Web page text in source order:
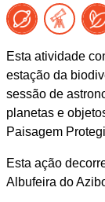
Esta atividade
estação da
sessão de
planetas e
Paisagem
Esta ação
Albufeira do